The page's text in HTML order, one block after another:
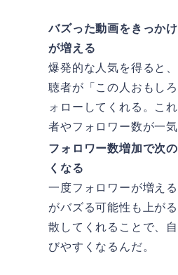
バズった動画をきっか
が増える
爆発的な人気を得ると
聴者が「この人おもし
ォローしてくれる。こ
者やフォロワー数が一
フォロワー数増加で次
くなる
一度フォロワーが増え
がバズる可能性も上が
散してくれることで、
びやすくなるんだ。